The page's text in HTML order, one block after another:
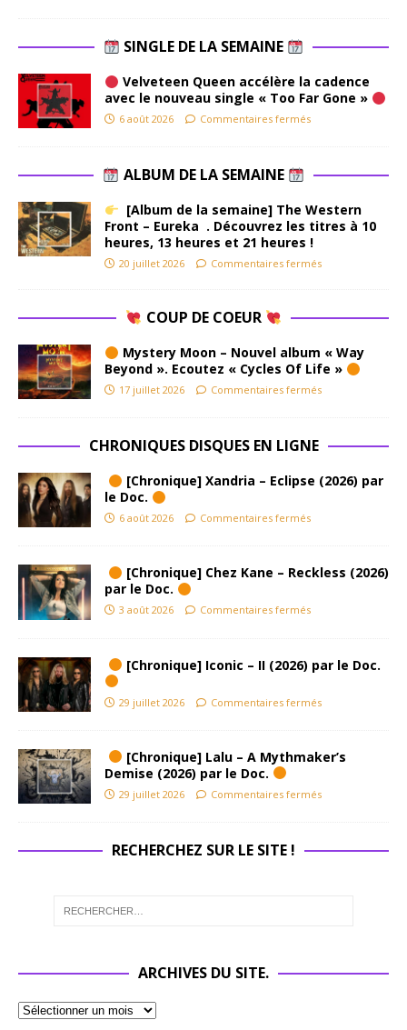
SINGLE DE LA SEMAINE
Velveteen Queen accélère la cadence
avec le nouveau single « Too Far Gone »
6 août 2026 Commentaires fermés
ALBUM DE LA SEMAINE
[Album de la semaine] The Western
Front – Eureka . Découvrez les titres à 10
heures, 13 heures et 21 heures !
20 juillet 2026 Commentaires fermés
COUP DE COEUR
Mystery Moon – Nouvel album « Way
Beyond ». Ecoutez « Cycles Of Life »
17 juillet 2026 Commentaires fermés
CHRONIQUES DISQUES EN LIGNE
[Chronique] Xandria – Eclipse (2026) par
le Doc.
6 août 2026 Commentaires fermés
[Chronique] Chez Kane – Reckless (2026)
par le Doc.
3 août 2026 Commentaires fermés
[Chronique] Iconic – II (2026) par le Doc.
29 juillet 2026 Commentaires fermés
[Chronique] Lalu – A Mythmaker’s
Demise (2026) par le Doc.
29 juillet 2026 Commentaires fermés
RECHERCHEZ SUR LE SITE !
ARCHIVES DU SITE.